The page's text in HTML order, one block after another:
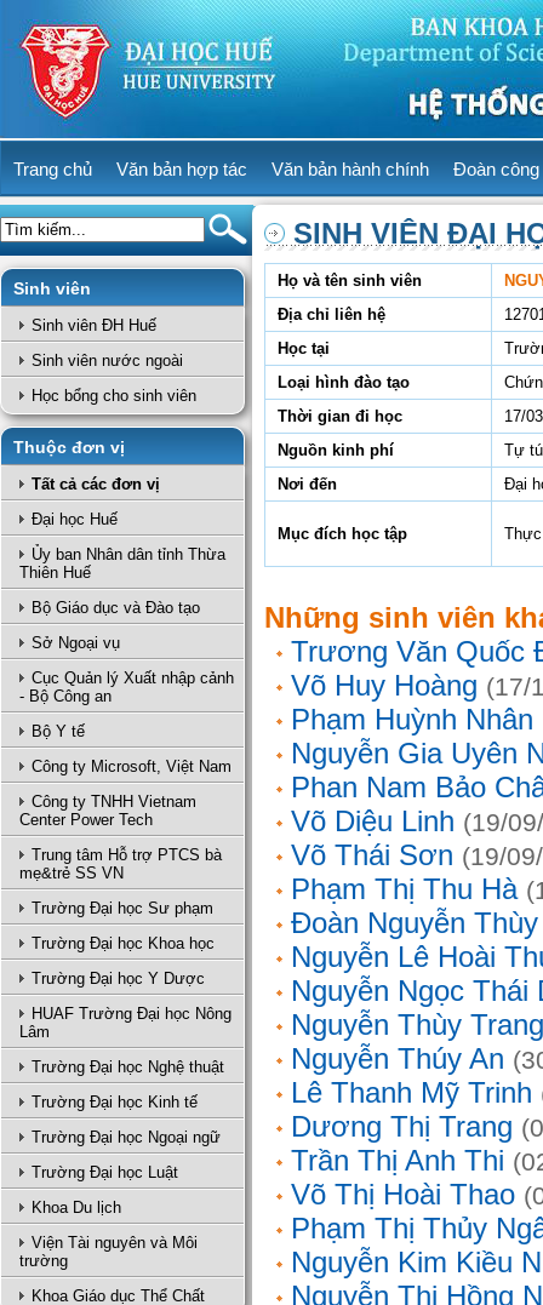
Trang chủ Văn bản hợp tác Văn bản hành chính Đoàn công
Sinh viên
Sinh viên ĐH Huế
Sinh viên nước ngoài
Học bổng cho sinh viên
Thuộc đơn vị
Tất cả các đơn vị
Đại học Huế
Ủy ban Nhân dân tỉnh Thừa
Thiên Huế
Bộ Giáo dục và Đào tạo
Sở Ngoại vụ
Cục Quản lý Xuất nhập cảnh
- Bộ Công an
Bộ Y tế
Công ty Microsoft, Việt Nam
Công ty TNHH Vietnam
Center Power Tech
Trung tâm Hỗ trợ PTCS bà
mẹ&trẻ SS VN
Trường Đại học Sư phạm
Trường Đại học Khoa học
Trường Đại học Y Dược
HUAF Trường Đại học Nông
Lâm
Trường Đại học Nghệ thuật
Trường Đại học Kinh tế
Trường Đại học Ngoại ngữ
Trường Đại học Luật
Khoa Du lịch
Viện Tài nguyên và Môi
trường
Khoa Giáo dục Thể Chất
SINH VIÊN ĐẠI
Họ và tên sinh viên
Địa chỉ liên hệ
Học tại
Loại hình đào tạo
Thời gian đi học
17/
Nguồn kinh phí
Tự
Nơi đến
Đại
Mục đích học tập Thực
Những sinh viên
Trương Văn Quốc
Võ Huy Hoàng (17/
Phạm Huỳnh Nhân
Nguyễn Gia Uyên
Phan Nam Bảo
Võ Diệu Linh (19/
Võ Thái Sơn (19/
Phạm Thị Thu Hà
Đoàn Nguyễn
Nguyễn Lê Hoài
Nguyễn Ngọc Thái
Nguyễn Thùy Trang
Nguyễn Thúy An
Lê Thanh Mỹ Trinh
Dương Thị Trang
Trần Thị Anh Thi
Võ Thị Hoài Thao
Phạm Thị Thủy
Nguyễn Kim Kiều
Nguyễn Thị Hồng